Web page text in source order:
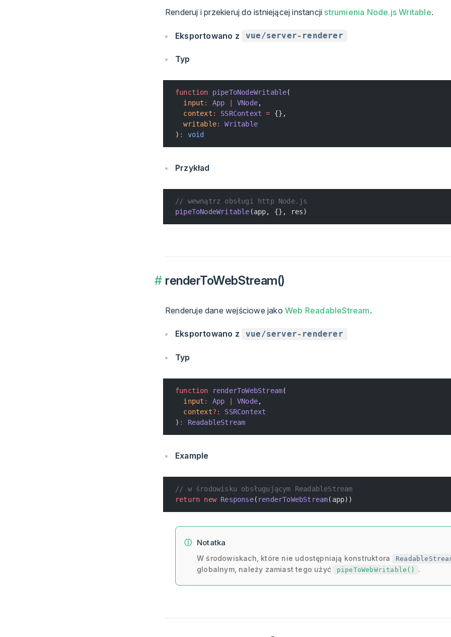
Renderuj i przekieruj do istniejącej instancji strumienia Node.js Writable.
Eksportowano z vue/server-renderer
Typ
function pipeToNodeWritable(
  input
: App VNode,
  context
: SSRContext = {},
  writable
:
Writable
) : void
Przykład
// wewnątrz obsługi http Node.js
pipeToNodeWritable (app, {}, res)
renderToWebStream()
Renderuje dane wejściowe jako Web ReadableStream.
Eksportowano z vue/server-renderer
Typ
function renderToWebStream(
  input
: App VNode,
  context
?:
SSRContext
) : ReadableStream
Example
// w środowisku obsługującym ReadableStream
return new Response( renderToWebStream(app))
Notatka
W środowiskach, które nie udostępniają konstruktora
globalnym, należy zamiast tego użyć pipeToWebWritable() .